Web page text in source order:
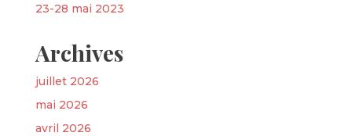
23-28 mai 2023
Archives
juillet 2026
mai 2026
avril 2026